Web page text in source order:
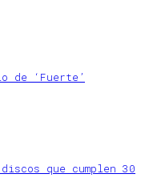
de ‘Fuerte’
que cumplen 30